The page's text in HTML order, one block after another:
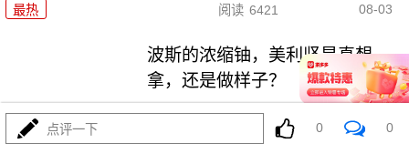
最热 阅读 6421 08-03
波斯的浓缩铀，美利坚是真想
拿，还是做样子？
阅读 4382
点评一下 0 0